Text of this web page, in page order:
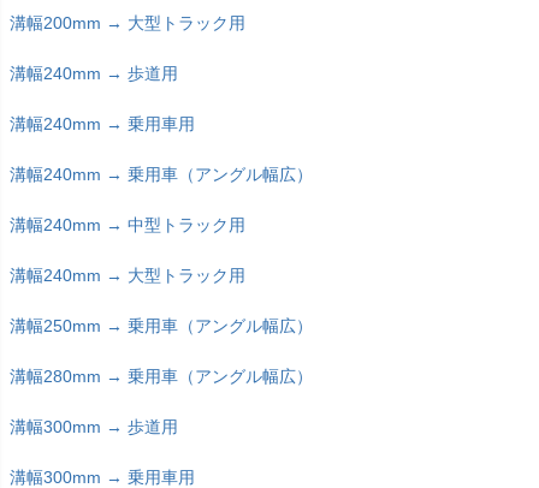
溝幅200mm → 大型トラック用
溝幅240mm → 歩道用
溝幅240mm → 乗用車用
溝幅240mm → 乗用車（アングル幅広）
溝幅240mm → 中型トラック用
溝幅240mm → 大型トラック用
溝幅250mm → 乗用車（アングル幅広）
溝幅280mm → 乗用車（アングル幅広）
溝幅300mm → 歩道用
溝幅300mm → 乗用車用